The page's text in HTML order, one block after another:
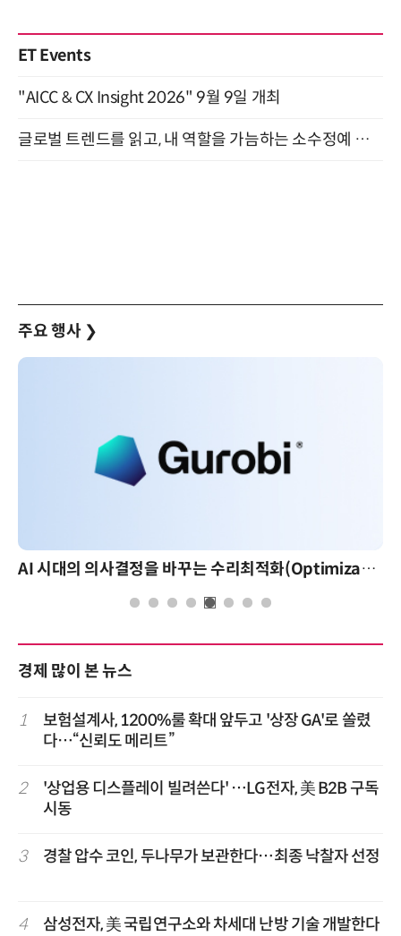
ET Events
"AICC & CX Insight 2026" 9월 9일 개최
글로벌 트렌드를 읽고, 내 역할을 가늠하는 소수정예 실습 워크숍 (8/28)
주요 행사 ❯
AI 시대의 의사결정을 바꾸는 수리최적화(Optimization): 실제 산업 적용 사례와 활용 전략
경제 많이 본 뉴스
1
보험설계사, 1200%룰 확대 앞두고 '상장 GA'로 쏠렸
다…“신뢰도 메리트”
2
'상업용 디스플레이 빌려쓴다' …LG전자, 美 B2B 구독
시동
3 경찰 압수 코인, 두나무가 보관한다…최종 낙찰자 선정
4 삼성전자, 美 국립연구소와 차세대 난방 기술 개발한다